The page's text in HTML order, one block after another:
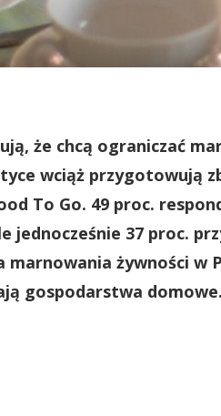
że chcą ograniczać
wciąż przygotowują
To Go. 49 proc.
jednocześnie 37 proc.
marnowania żywności w
gospodarstwa domowe.